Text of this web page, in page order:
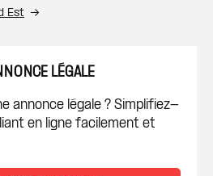
Est
LÉGALE
annonce légale ? Simplifiez-
en ligne facilement et